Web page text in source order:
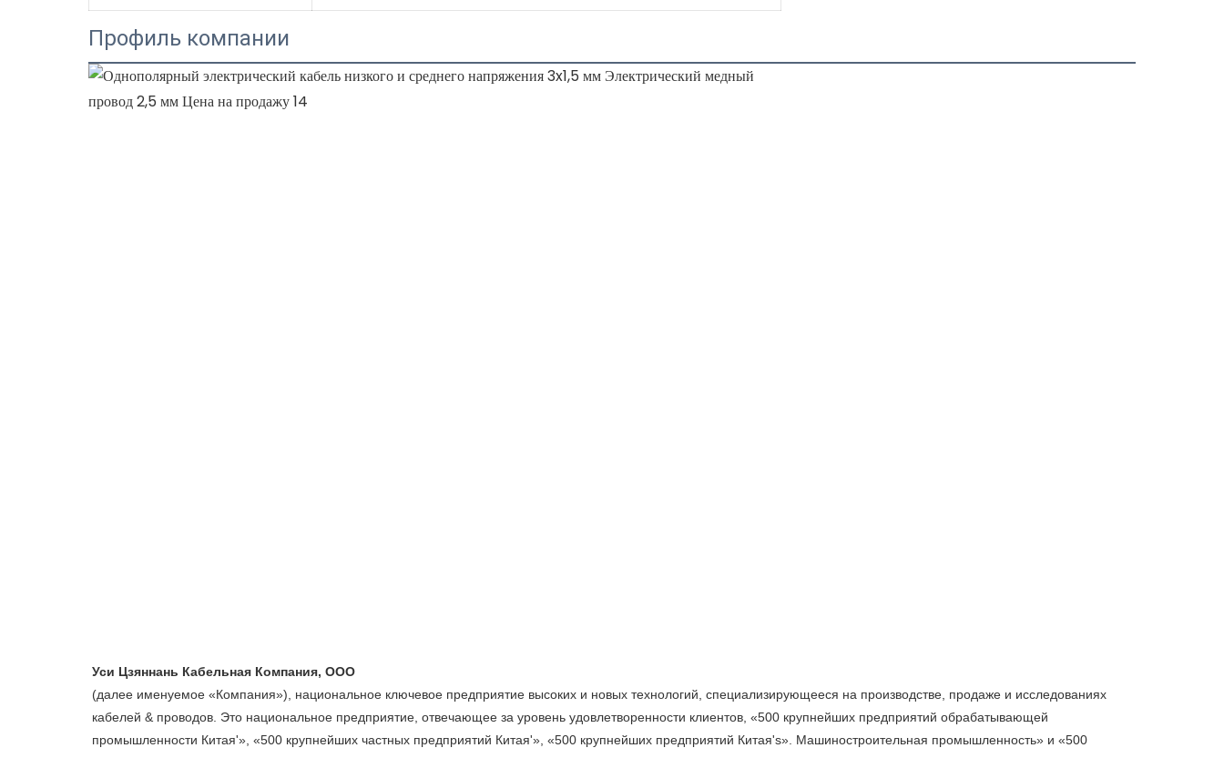
Профиль компании
(далее именуемое «Компания»), национальное ключевое предприятие высоких и новых технологий, специализирующееся на производстве, продаже и исследованиях
кабелей & проводов. Это национальное предприятие, отвечающее за уровень удовлетворенности клиентов, «500 крупнейших предприятий обрабатывающей
промышленности Китая'», «500 крупнейших частных предприятий Китая'», «500 крупнейших предприятий Китая's». Машиностроительная промышленность» и «500